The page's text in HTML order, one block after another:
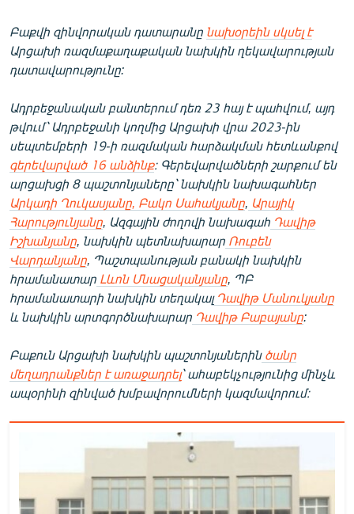
Բաքվի զինվորական դատարանը նախօրեին սկսել է
Արցախի ռազմաքաղաքական նախկին ղեկավարության
դատավարությունը:
Ադրբեջանական բանտերում դեռ 23 հայ է պահվում, այդ
թվում՝ Ադրբեջանի կողմից Արցախի վրա 2023-ին
սեպտեմբերի 19-ի ռազմական հարձակման հետևանքով
գերեվարված 16 անձինք։ Գերեվարվածների շարքում են
արցախցի 8 պաշտոնյաները՝ նախկին նախագահներ
Արկադի Ղուկասյանը, Բակո Սահակյանը Արայիկ
Հարությունյանը , Ազգային ժողովի նախագահ Դավիթ
Իշխանյանը , նախկին պետնախարար Ռուբեն
Վարդանյանը , Պաշտպանության բանակի նախկին
հրամանատար Լևոն Մնացականյանը , ՊԲ
հրամանատարի նախկին տեղակալԴավիթ Մանուկյանը
և նախկին արտգործնախարար Դավիթ Բաբայանը:
Բաքուն Արցախի նախկին պաշտոնյաներինծանր
մեղադրանքներ է առաջադրել՝ ահաբեկչությունից մինչև
ապօրինի զինված խմբավորումների կազմավորում։